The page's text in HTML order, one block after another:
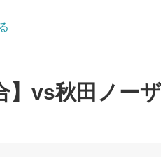
】vs秋田ノー